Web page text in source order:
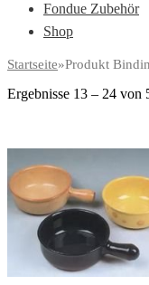
Fondue Zubehör
Shop
Startseite»Produkt
Ergebnisse 13 – 24 von